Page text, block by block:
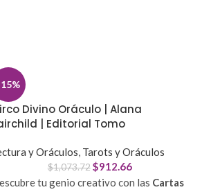
Divino Oráculo | Alana
| Editorial Tomo
y Oráculos, Tarots y Oráculos
$1,073.72 $912.66
tu genio creativo con las Cartas